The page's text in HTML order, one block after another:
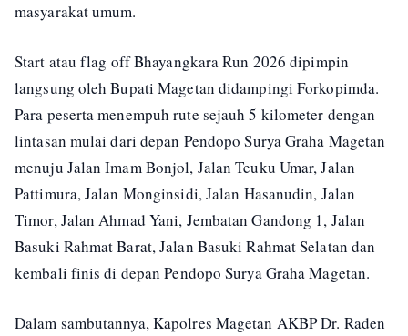
masyarakat umum.
Start atau flag off Bhayangkara Run 2026 dipimpin
langsung oleh Bupati Magetan didampingi Forkopimda.
Para peserta menempuh rute sejauh 5 kilometer dengan
lintasan mulai dari depan Pendopo Surya Graha Magetan
menuju Jalan Imam Bonjol, Jalan Teuku Umar, Jalan
Pattimura, Jalan Monginsidi, Jalan Hasanudin, Jalan
Timor, Jalan Ahmad Yani, Jembatan Gandong 1, Jalan
Basuki Rahmat Barat, Jalan Basuki Rahmat Selatan dan
kembali finis di depan Pendopo Surya Graha Magetan.
Dalam sambutannya, Kapolres Magetan AKBP Dr. Raden